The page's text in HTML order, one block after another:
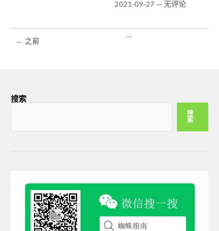
2021-09-27 —无评论
← 之前
...
搜索
搜
索